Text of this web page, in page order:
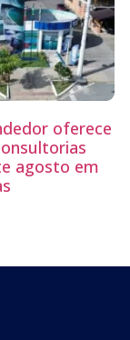
oferece
agosto em